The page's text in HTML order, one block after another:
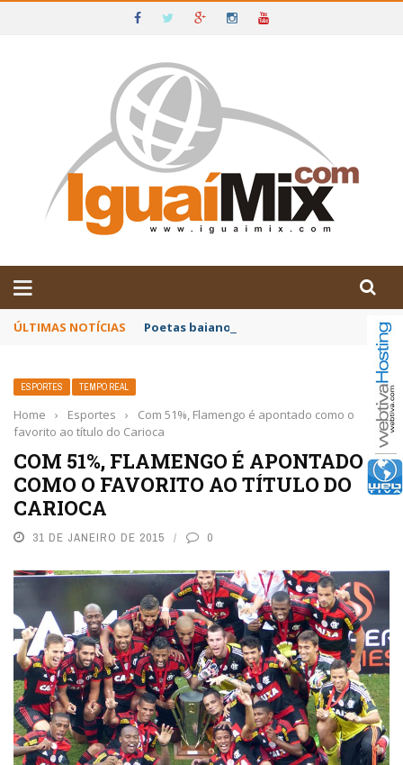
IGUAÍ E SUDOESTE DA BAHIA
ÚLTIMAS NOTÍCIAS Poetas baianos representam o Brasil no
ESPORTES TEMPO REAL
Home › Esportes ›
Com 51%, Flamengo é apontado como o
favorito ao título do Carioca
COM 51%, FLAMENGO É APONTADO
COMO O FAVORITO AO TÍTULO DO
CARIOCA
31 DE JANEIRO DE 2015 0